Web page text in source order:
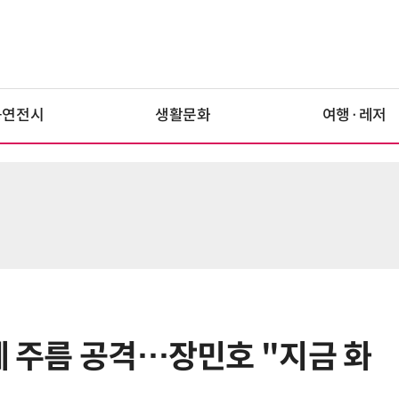
전시 생활문화 여행·레저
주름 공격…장민호 "지금 화